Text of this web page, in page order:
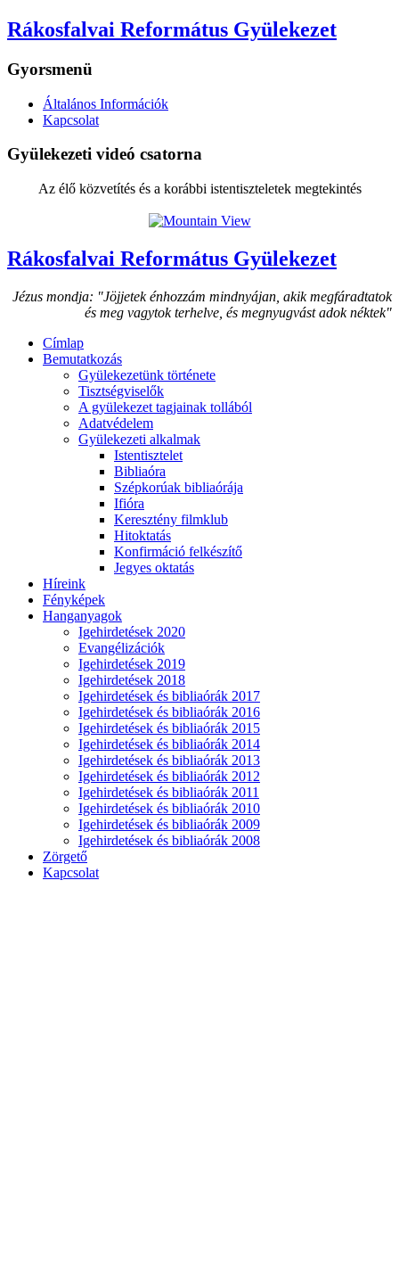
Rákosfalvai Református Gyülekezet
Gyorsmenü
Általános Információk
Kapcsolat
Gyülekezeti videó csatorna
Az élő közvetítés és a korábbi istentiszteletek megtekintés
Rákosfalvai Református Gyülekezet
Jézus mondja: "Jöjjetek énhozzám mindnyájan, akik megfáradtatok
és meg vagytok terhelve, és megnyugvást adok néktek"
Címlap
Bemutatkozás
Gyülekezetünk története
Tisztségviselők
A gyülekezet tagjainak tollából
Adatvédelem
Gyülekezeti alkalmak
Istentisztelet
Bibliaóra
Szépkorúak bibliaórája
Ifióra
Keresztény filmklub
Hitoktatás
Konfirmáció felkészítő
Jegyes oktatás
Híreink
Fényképek
Hanganyagok
Igehirdetések 2020
Evangélizációk
Igehirdetések 2019
Igehirdetések 2018
Igehirdetések és bibliaórák 2017
Igehirdetések és bibliaórák 2016
Igehirdetések és bibliaórák 2015
Igehirdetések és bibliaórák 2014
Igehirdetések és bibliaórák 2013
Igehirdetések és bibliaórák 2012
Igehirdetések és bibliaórák 2011
Igehirdetések és bibliaórák 2010
Igehirdetések és bibliaórák 2009
Igehirdetések és bibliaórák 2008
Zörgető
Kapcsolat